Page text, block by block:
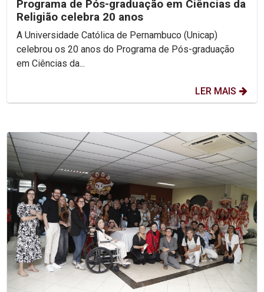
Programa de Pós-graduação em Ciências da
Religião celebra 20 anos
A Universidade Católica de Pernambuco (Unicap)
celebrou os 20 anos do Programa de Pós-graduação
em Ciências da...
LER MAIS